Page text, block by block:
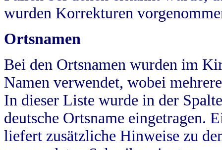
wurden Korrekturen
Ortsnamen
Bei den Ortsnamen wurden im
Namen verwendet, wobei
In dieser Liste wurde in der
deutsche Ortsname eingetragen.
liefert zusätzliche Hinweise zu